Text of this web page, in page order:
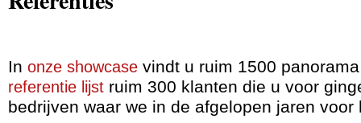
In onze showcase vindt u ruim 1500
referentie lijst ruim 300 klanten die u voor
bedrijven waar we in de afgelopen jaren